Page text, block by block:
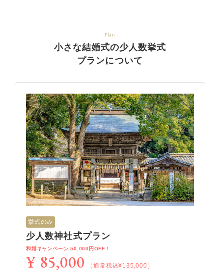
Plan
小さな結婚式の少人数挙式
プランについて
挙式のみ
少人数神社式プラン
和婚キャンペーン 50,000円OFF！
¥ 85,000 （通常税込¥135,000）